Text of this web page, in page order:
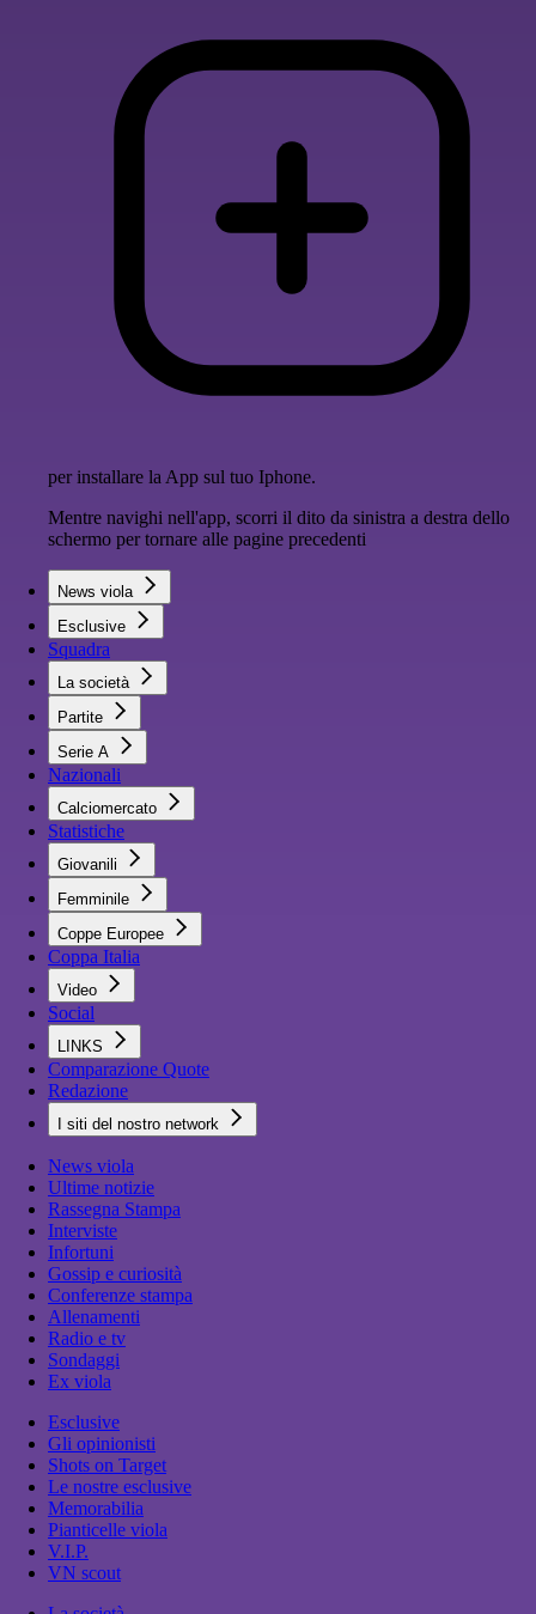
per installare la App sul tuo Iphone.
Mentre navighi nell'app, scorri il dito da sinistra a destra dello
schermo per tornare alle pagine precedenti
News viola
Esclusive
Squadra
La società
Partite
Serie A
Nazionali
Calciomercato
Statistiche
Giovanili
Femminile
Coppe Europee
Coppa Italia
Video
Social
LINKS
Comparazione Quote
Redazione
I siti del nostro network
News viola
Ultime notizie
Rassegna Stampa
Interviste
Infortuni
Gossip e curiosità
Conferenze stampa
Allenamenti
Radio e tv
Sondaggi
Ex viola
Esclusive
Gli opinionisti
Shots on Target
Le nostre esclusive
Memorabilia
Pianticelle viola
V.I.P.
VN scout